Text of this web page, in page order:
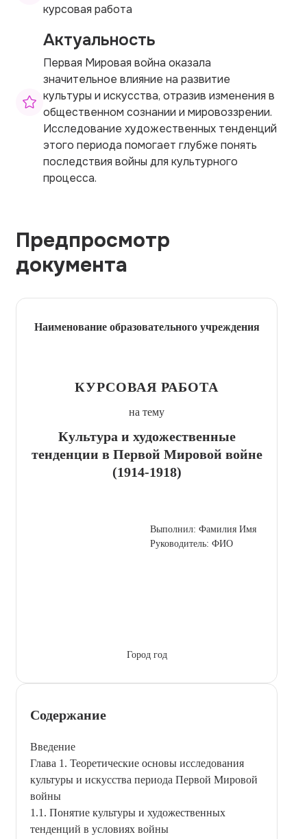
курсовая работа
Актуальность
Первая Мировая война оказала
значительное влияние на развитие
культуры и искусства, отразив изменения в
общественном сознании и мировоззрении.
Исследование художественных тенденций
этого периода помогает глубже понять
последствия войны для культурного
процесса.
Предпросмотр
документа
Наименование образовательного учреждения
КУРСОВАЯ РАБОТА
на тему
Культура и художественные
тенденции в Первой Мировой войне
(1914-1918)
Выполнил: Фамилия Имя
Руководитель: ФИО
Город год
Содержание
Введение
Глава 1. Теоретические основы исследования
культуры и искусства периода Первой Мировой
войны
1.1. Понятие культуры и художественных
тенденций в условиях войны